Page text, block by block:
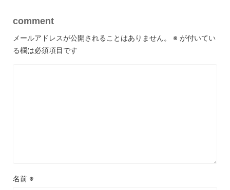
comment
メールアドレスが公開されることはありません。 ※ が付いてい
る欄は必須項目です
名前 ※